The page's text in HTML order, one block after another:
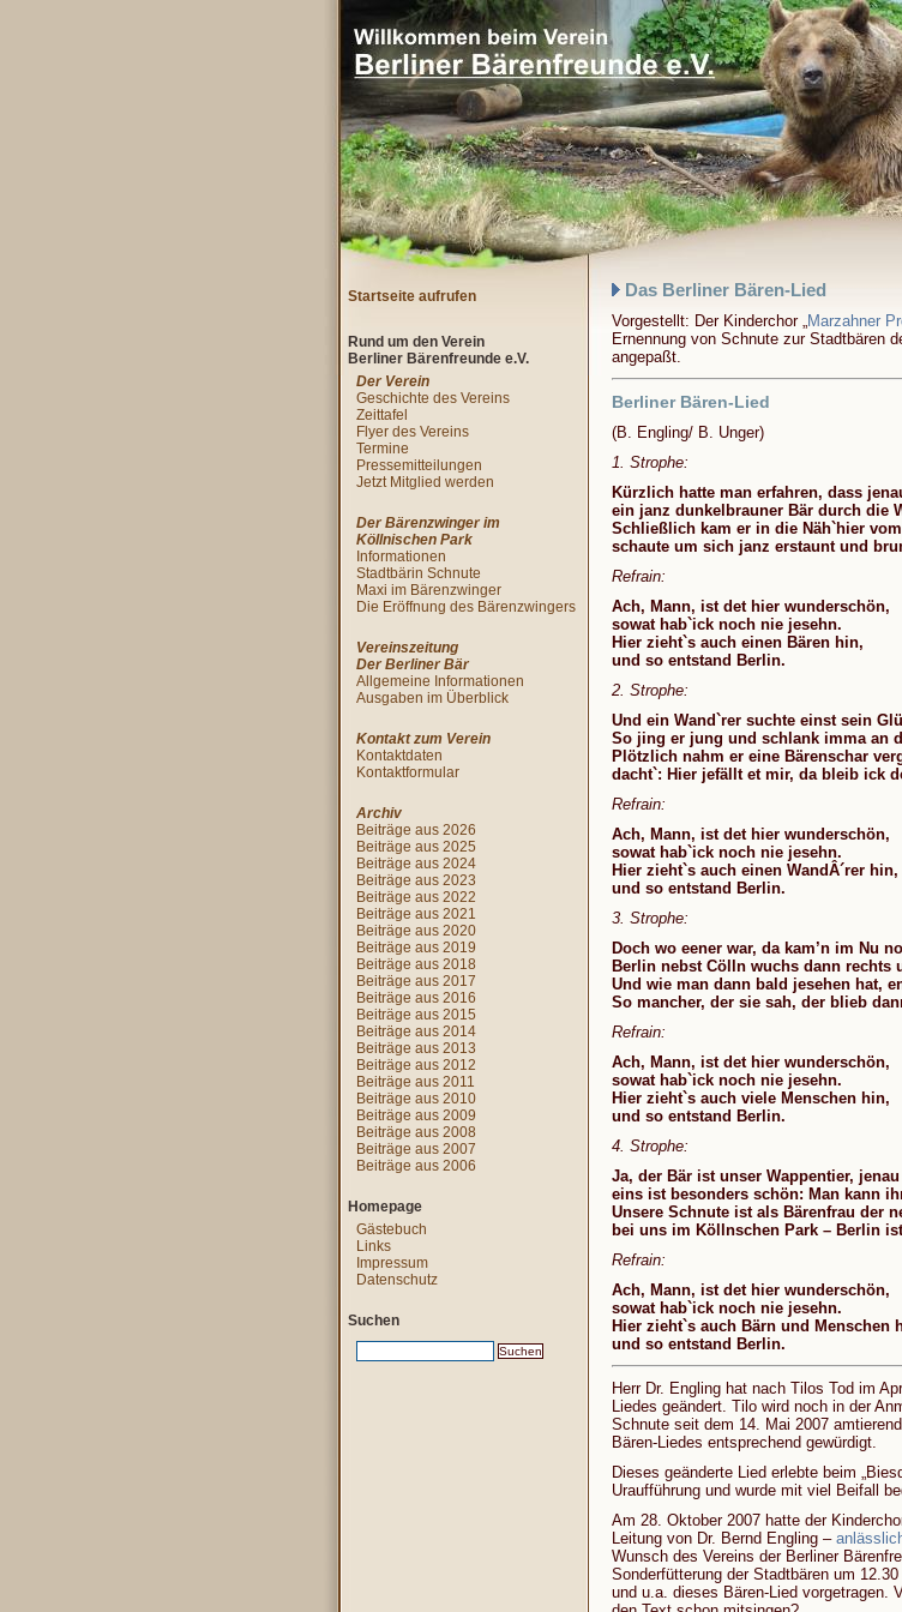
Das Berliner Bären-Lied
Vorgestellt: Der Kinderchor „Marzahner
Ernennung von Schnute zur Stadtbären
angepaßt.
Berliner Bären-Lied
(B. Engling/ B. Unger)
1. Strophe:
Kürzlich hatte man erfahren, dass
ein janz dunkelbrauner Bär durch die
Schließlich kam er in die Näh`hier
schaute um sich janz erstaunt und
Refrain:
Ach, Mann, ist det hier wunderschön,
sowat hab`ick noch nie jesehn.
Hier zieht`s auch einen Bären hin,
und so entstand Berlin.
2. Strophe:
Und ein Wand`rer suchte einst sein
So jing er jung und schlank imma an
Plötzlich nahm er eine Bärenschar
dacht`: Hier jefällt et mir, da bleib ick
Refrain:
Ach, Mann, ist det hier wunderschön,
sowat hab`ick noch nie jesehn.
Hier zieht`s auch einen WandÂ´rer hin,
und so entstand Berlin.
3. Strophe:
Doch wo eener war, da kam’n im Nu
Berlin nebst Cölln wuchs dann rechts
Und wie man dann bald jesehen hat,
So mancher, der sie sah, der blieb
Refrain:
Ach, Mann, ist det hier wunderschön,
sowat hab`ick noch nie jesehn.
Hier zieht`s auch viele Menschen hin,
und so entstand Berlin.
4. Strophe:
Ja, der Bär ist unser Wappentier,
eins ist besonders schön: Man kann
Unsere Schnute ist als Bärenfrau der
bei uns im Köllnschen Park – Berlin
Refrain:
Ach, Mann, ist det hier wunderschön,
sowat hab`ick noch nie jesehn.
Hier zieht`s auch Bärn und Menschen
und so entstand Berlin.
Herr Dr. Engling hat nach Tilos Tod im
Liedes geändert. Tilo wird noch in der
Schnute seit dem 14. Mai 2007
Bären-Liedes entsprechend gewürdigt.
Dieses geänderte Lied erlebte beim
Uraufführung und wurde mit viel Beifall
Am 28. Oktober 2007 hatte der
Leitung von Dr. Bernd Engling –
Wunsch des Vereins der Berliner
Sonderfütterung der Stadtbären um
und u.a. dieses Bären-Lied vorgetragen.
Startseite aufrufen
Rund um den Verein
Berliner Bärenfreunde e.V.
Der Verein
Geschichte des Vereins
Zeittafel
Flyer des Vereins
Termine
Pressemitteilungen
Jetzt Mitglied werden
Der Bärenzwinger im
Köllnischen Park
Informationen
Stadtbärin Schnute
Maxi im Bärenzwinger
Die Eröffnung des Bärenzwingers
Vereinszeitung
Der Berliner Bär
Allgemeine Informationen
Ausgaben im Überblick
Kontakt zum Verein
Kontaktdaten
Kontaktformular
Archiv
Beiträge aus 2026
Beiträge aus 2025
Beiträge aus 2024
Beiträge aus 2023
Beiträge aus 2022
Beiträge aus 2021
Beiträge aus 2020
Beiträge aus 2019
Beiträge aus 2018
Beiträge aus 2017
Beiträge aus 2016
Beiträge aus 2015
Beiträge aus 2014
Beiträge aus 2013
Beiträge aus 2012
Beiträge aus 2011
Beiträge aus 2010
Beiträge aus 2009
Beiträge aus 2008
Beiträge aus 2007
Beiträge aus 2006
Homepage
Gästebuch
Links
Impressum
Datenschutz
Suchen